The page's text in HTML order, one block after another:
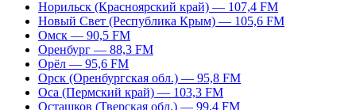
Норильск (Красноярский край) — 107,4 FM
Новый Свет (Республика Крым) — 105,6 FM
Омск — 90,5 FM
Оренбург — 88,3 FM
Орёл — 95,6 FM
Орск (Оренбургская обл.) — 95,8 FM
Оса (Пермский край) — 103,3 FM
Осташков (Тверская обл.) — 99,4 FM